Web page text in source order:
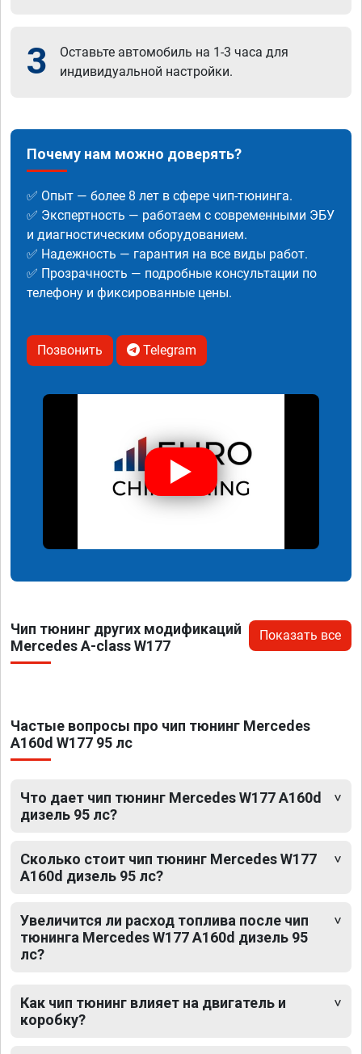
3
Оставьте автомобиль на 1-3 часа для
индивидуальной настройки.
Почему нам можно доверять?
✅ Опыт — более 8 лет в сфере чип-тюнинга.
✅ Экспертность — работаем с современными ЭБУ
и диагностическим оборудованием.
✅ Надежность — гарантия на все виды работ.
✅ Прозрачность — подробные консультации по
телефону и фиксированные цены.
Позвонить Telegram
Чип тюнинг других модификаций
Mercedes A-class W177
Показать все
Частые вопросы про чип тюнинг Mercedes
A160d W177 95 лс
Что дает чип тюнинг Mercedes W177 A160d
дизель 95 лс?
Сколько стоит чип тюнинг Mercedes W177
A160d дизель 95 лс?
Увеличится ли расход топлива после чип
тюнинга Mercedes W177 A160d дизель 95
лс?
Как чип тюнинг влияет на двигатель и
коробку?